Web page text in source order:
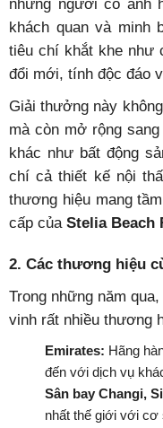
những người có ảnh
khách quan và minh
tiêu chí khắt khe như
đổi mới, tính độc đáo
Giải thưởng này
mà còn mở rộng
khác như bất động
chí cả thiết kế nội
thương hiệu mang
cấp của Stelia Beach
2. Các thương hiệu
Trong những năm
vinh rất nhiều thương
Emirates: Hãng
đến với dịch vụ
Sân bay Changi,
nhất thế giới với cơ